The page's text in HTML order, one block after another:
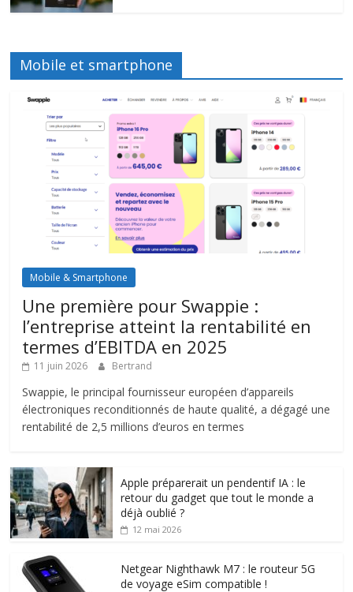
Mobile et smartphone
Mobile & Smartphone
Une première pour Swappie :
l’entreprise atteint la rentabilité en
termes d’EBITDA en 2025
11 juin 2026 Bertrand
Swappie, le principal fournisseur européen d’appareils
électroniques reconditionnés de haute qualité, a dégagé une
rentabilité de 2,5 millions d’euros en termes
Apple préparerait un pendentif IA : le
retour du gadget que tout le monde a
déjà oublié ?
12 mai 2026
Netgear Nighthawk M7 : le routeur 5G
de voyage eSim compatible !